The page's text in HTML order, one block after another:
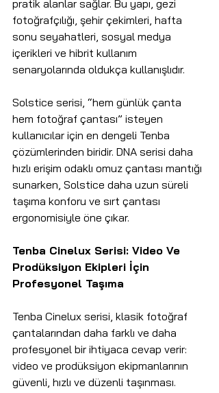
pratik alanlar sağlar. Bu yapı, gezi
fotoğrafçılığı, şehir çekimleri, hafta
sonu seyahatleri, sosyal medya
içerikleri ve hibrit kullanım
senaryolarında oldukça kullanışlıdır.
Solstice serisi, “hem günlük çanta
hem fotoğraf çantası” isteyen
kullanıcılar için en dengeli Tenba
çözümlerinden biridir. DNA serisi daha
hızlı erişim odaklı omuz çantası mantığı
sunarken, Solstice daha uzun süreli
taşıma konforu ve sırt çantası
ergonomisiyle öne çıkar.
Tenba Cinelux Serisi: Video Ve
Prodüksiyon Ekipleri İçin
Profesyonel Taşıma
Tenba Cinelux serisi, klasik fotoğraf
çantalarından daha farklı ve daha
profesyonel bir ihtiyaca cevap verir:
video ve prodüksiyon ekipmanlarının
güvenli, hızlı ve düzenli taşınması.